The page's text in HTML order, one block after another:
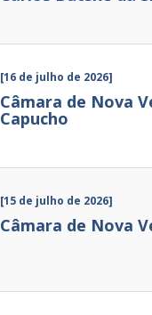
[16 de julho de 2026]
Câmara de Nova
Capucho
[15 de julho de 2026]
Câmara de Nova